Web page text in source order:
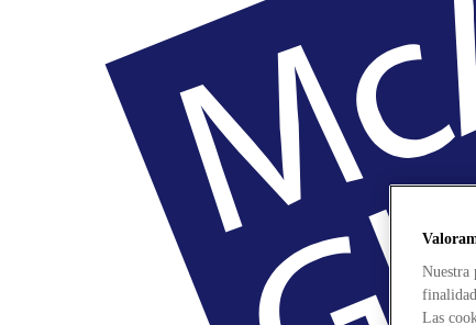
Nuestra
Las